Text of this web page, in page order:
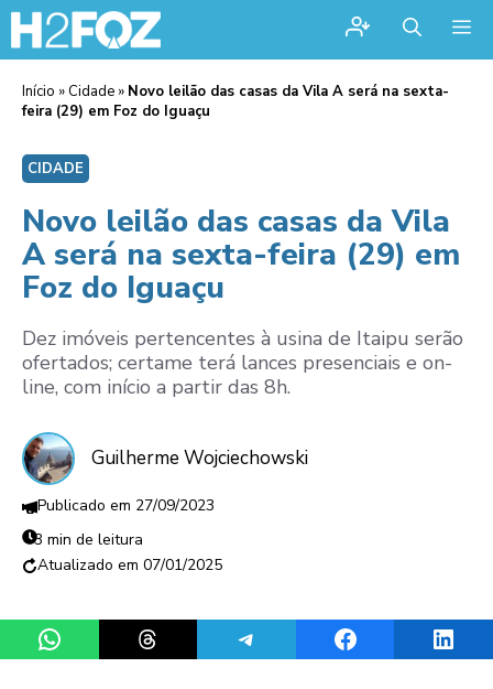
Início » Cidade » Novo leilão das casas da Vila A será na sexta-
feira (29) em Foz do Iguaçu
CIDADE
Novo leilão das casas da Vila
A será na sexta-feira (29) em
Foz do Iguaçu
Dez imóveis pertencentes à usina de Itaipu serão
ofertados; certame terá lances presenciais e on-
line, com início a partir das 8h.
Guilherme Wojciechowski
27/09/2023
3 min de leitura
07/01/2025
Share on WhatsAppShare on ThreadsShare on TelegramShare on Facebook